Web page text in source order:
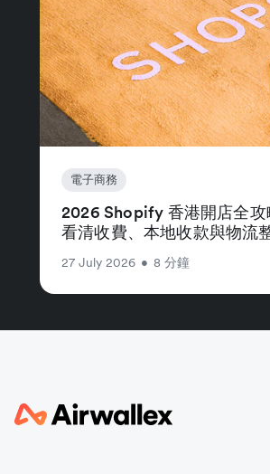
電子商務
2026 Shopify 香港開店全攻
看清收費、本地收款與物流
27 July 2026 • 8 分鐘